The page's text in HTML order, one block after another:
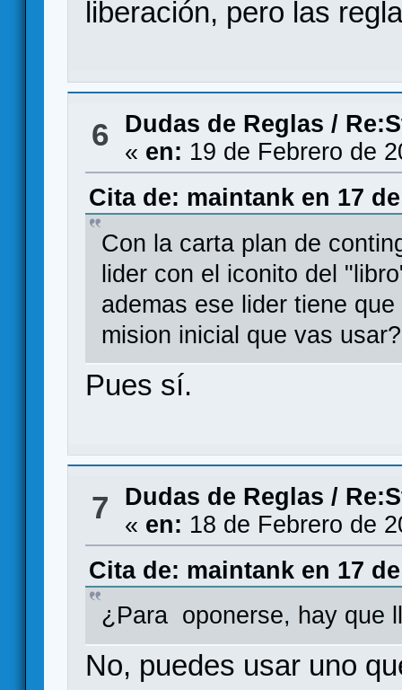
liberación, pero las
6 Dudas de Reglas /
« en: 19 de Febrero de
Cita de: maintank en 17
Con la carta plan de
lider con el iconito del
ademas ese lider tiene
mision inicial que vas usar?
Pues sí.
7 Dudas de Reglas /
« en: 18 de Febrero de
Cita de: maintank en 17
¿Para oponerse, hay que
No, puedes usar uno